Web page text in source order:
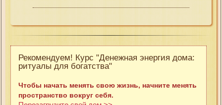
Рекомендуем! Курс "Денежная энергия дома:
ритуалы для богатства"
Чтобы начать менять свою жизнь, начните менять
пространство вокруг себя.